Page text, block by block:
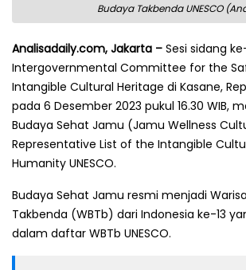
Budaya Takbenda UNESCO
Analisadaily.com, Jakarta – Sesi sidang
Intergovernmental Committee for the
Intangible Cultural Heritage di Kasane,
pada 6 Desember 2023 pukul 16.30 WIB,
Budaya Sehat Jamu (Jamu Wellness
Representative List of the Intangible
Humanity UNESCO.
Budaya Sehat Jamu resmi menjadi
Takbenda (WBTb) dari Indonesia ke-13
dalam daftar WBTb UNESCO.